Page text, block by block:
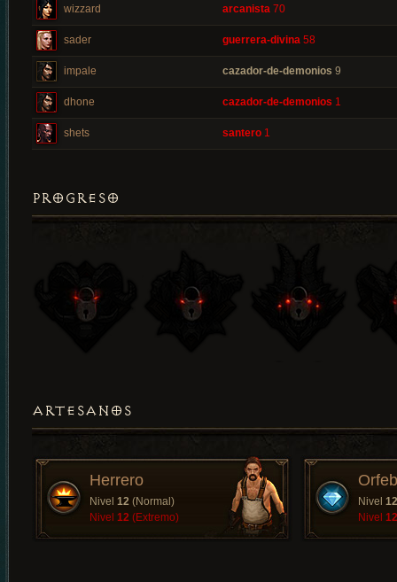
wizzard arcanista 70
sader guerrera-divina 58
impale cazador-de-demonios 9
dhone cazador-de-demonios 1
shets santero 1
PROGRESO
ARTESANOS
Herrero
Nivel 12 (Normal)
Nivel 12 (Extremo)
Nivel 12
Nivel 12